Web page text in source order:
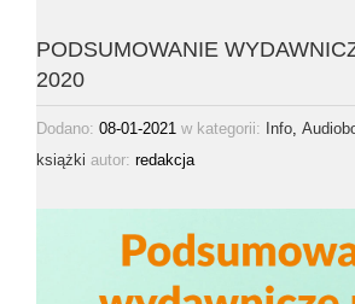
PODSUMOWANIE
2020
Dodano: 08-01-2021w kategorii: Info,
książki autor: redakcja